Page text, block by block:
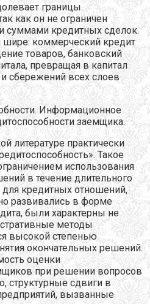
границы
как он не ограничен
суммами кредитных сделок.
шире: коммерческий кредит
товаров, банковский
превращая в капитал
сбережений всех слоев
Информационное
заемщика.
литературе практически
Такое
использования
в течение длительного
для кредитных отношений,
развивались в форме
были характерны не
методы
высокой степенью
окончательных решений.
оценки
при решении вопросов
структурные сдвиги в
вызванные